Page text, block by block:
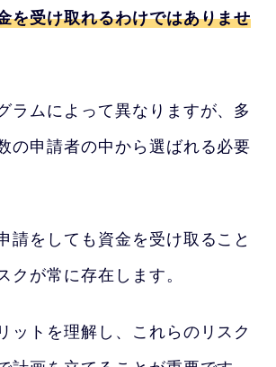
を受け取れるわけではありませ
ラムによって異なりますが、多
の申請者の中から選ばれる必要
請をしても資金を受け取ること
クが常に存在します。
ットを理解し、これらのリスク